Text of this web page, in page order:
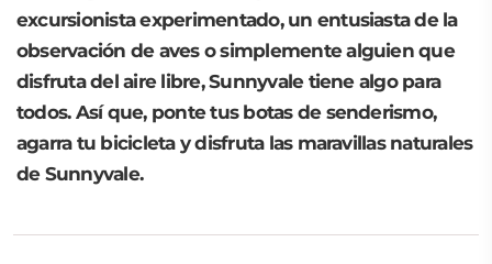
excursionista experimentado, un entusiasta de la
observación de aves o simplemente alguien que
disfruta del aire libre, Sunnyvale tiene algo para
todos. Así que, ponte tus botas de senderismo,
agarra tu bicicleta y disfruta las maravillas naturales
de Sunnyvale.